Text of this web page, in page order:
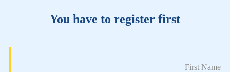
You have to register first
First Name